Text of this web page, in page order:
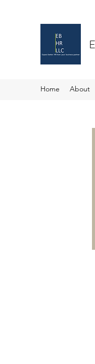
Home About